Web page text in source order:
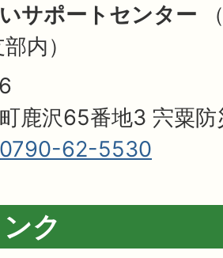
サポートセンター
内）
鹿沢65番地3 宍粟
0790-62-5530
ク